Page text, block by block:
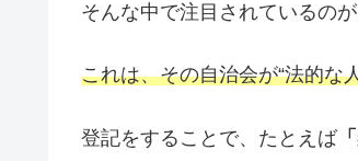
そんな中で注目されているのが
これは、その自治会が“法的な
登記をすることで、たとえば